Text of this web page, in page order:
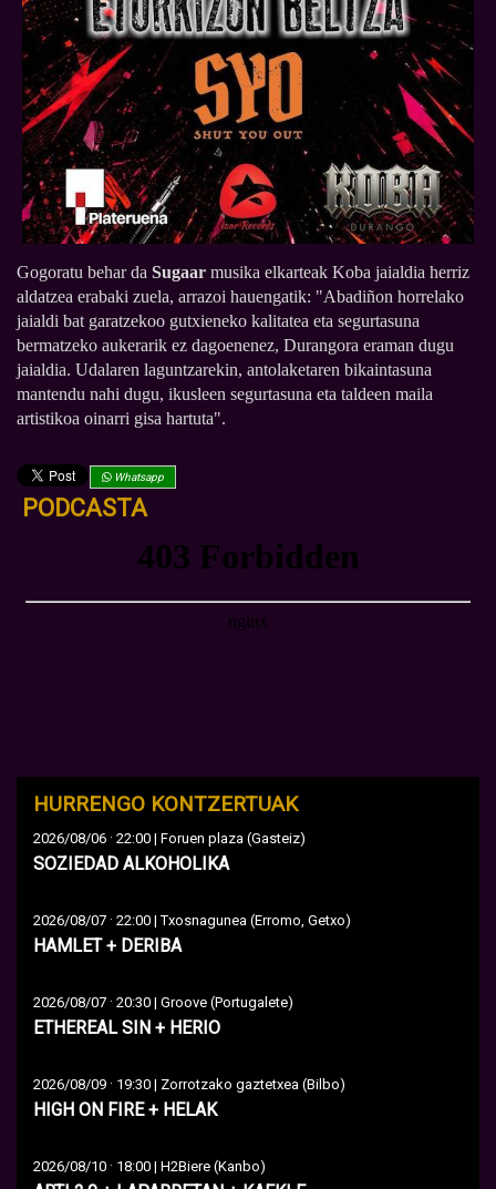
Gogoratu behar da Sugaar musika elkarteak Koba jaialdia herriz
aldatzea erabaki zuela, arrazoi hauengatik: "Abadiñon horrelako
jaialdi bat garatzekoo gutxieneko kalitatea eta segurtasuna
bermatzeko aukerarik ez dagoenenez, Durangora eraman dugu
jaialdia. Udalaren laguntzarekin, antolaketaren bikaintasuna
mantendu nahi dugu, ikusleen segurtasuna eta taldeen maila
artistikoa oinarri gisa hartuta".
Whatsapp
PODCASTA
HURRENGO KONTZERTUAK
2026/08/06 · 22:00 | Foruen plaza (Gasteiz)
SOZIEDAD ALKOHOLIKA
2026/08/07 · 22:00 | Txosnagunea (Erromo, Getxo)
HAMLET + DERIBA
2026/08/07 · 20:30 | Groove (Portugalete)
ETHEREAL SIN + HERIO
2026/08/09 · 19:30 | Zorrotzako gaztetxea (Bilbo)
HIGH ON FIRE + HELAK
2026/08/10 · 18:00 | H2Biere (Kanbo)